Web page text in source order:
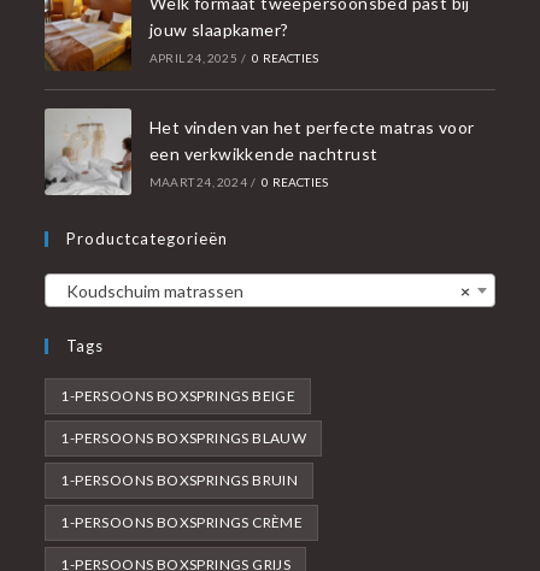
jouw slaapkamer?
APRIL 24, 2025 / 0 REACTIES
Het vinden van het perfecte matras voor
een verkwikkende nachtrust
MAART 24, 2024 / 0 REACTIES
Productcategorieën
×
Koudschuim matrassen
Tags
1-PERSOONS BOXSPRINGS BEIGE
1-PERSOONS BOXSPRINGS BLAUW
1-PERSOONS BOXSPRINGS BRUIN
1-PERSOONS BOXSPRINGS CRÈME
1-PERSOONS BOXSPRINGS GRIJS